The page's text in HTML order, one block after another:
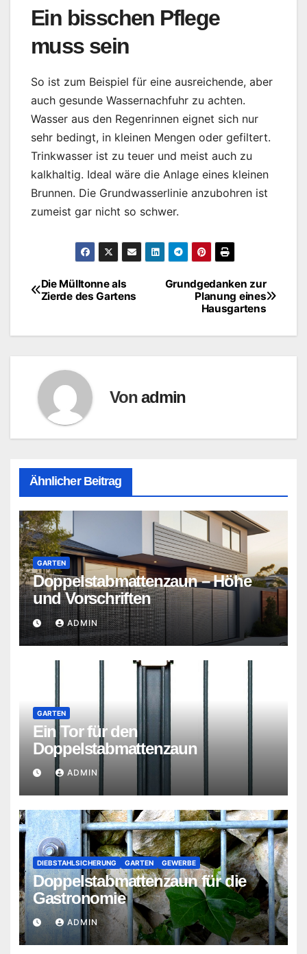
Ein bisschen Pflege
muss sein
So ist zum Beispiel für eine ausreichende, aber
auch gesunde Wassernachfuhr zu achten.
Wasser aus den Regenrinnen eignet sich nur
sehr bedingt, in kleinen Mengen oder gefiltert.
Trinkwasser ist zu teuer und meist auch zu
kalkhaltig. Ideal wäre die Anlage eines kleinen
Brunnen. Die Grundwasserlinie anzubohren ist
zumeist gar nicht so schwer.
BeitragsnavigationGrundgedanken zur
Planung eines
Hausgartens
Die Mülltonne als
Zierde des Gartens
Vonadmin
Ähnlicher Beitrag
GARTEN
Doppelstabmattenzaun – Höhe
und Vorschriften
ADMIN
GARTEN
Ein Tor für den
Doppelstabmattenzaun
ADMIN
DIEBSTAHLSICHERUNG GARTEN GEWERBE
Doppelstabmattenzaun für die
Gastronomie
ADMIN